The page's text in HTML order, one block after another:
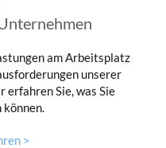
am Arbeitsplatz
unserer
erfahren Sie, was Sie
>